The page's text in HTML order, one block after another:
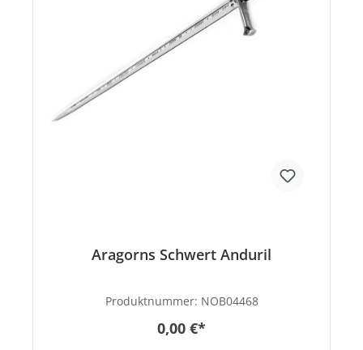
Aragorns Schwert Anduril
Produktnummer: NOB04468
0,00 €*